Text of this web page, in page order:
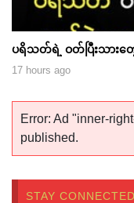
ပရိသတ်ရဲ့ ဝတ်ပြီးသား
17 hours ago
Error: Ad "inner-
published.
STAY CONNECTED